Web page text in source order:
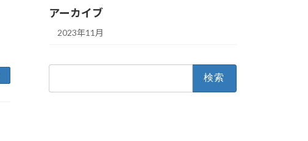
アーカイブ
2023年11月